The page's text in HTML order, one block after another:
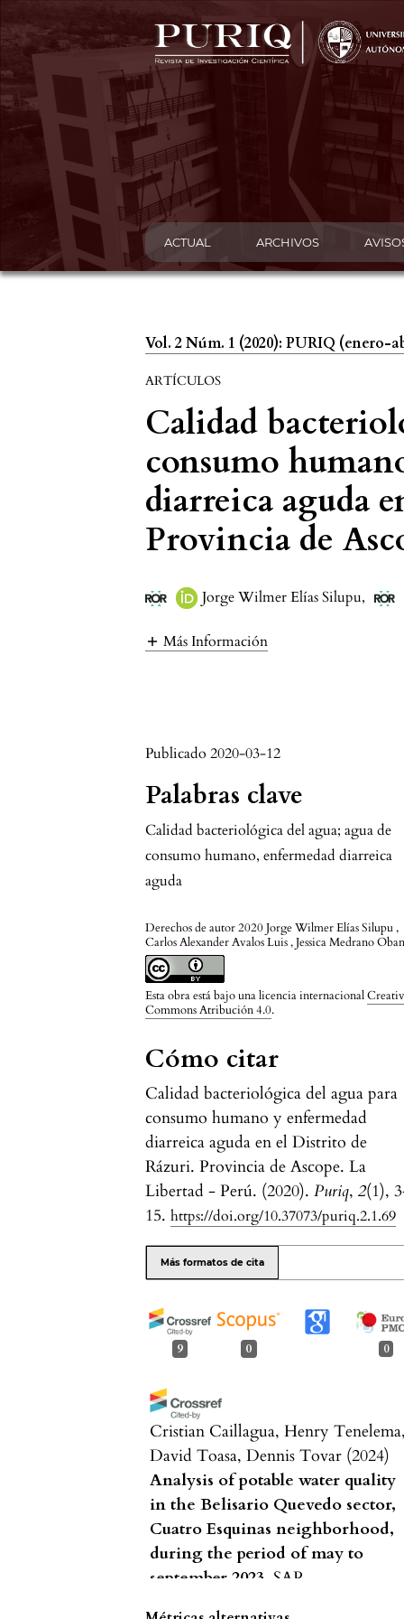
ACTUAL ARCHIVOS
Vol. 2 Núm. 1 (2020): PURIQ (enero-
ARTÍCULOS
Calidad
consumo
diarreica aguda
Provincia de
Jorge Wilmer Elías Silupu,
Más Información
Publicado 2020-03-12
Palabras clave
Calidad bacteriológica del agua; agua de
consumo humano, enfermedad diarreica
aguda
Derechos de autor 2020 Jorge Wilmer Elías Silupu ,
Carlos Alexander Avalos Luis , Jessica Medrano
Esta obra está bajo una licencia internacional
Commons Atribución 4.0.
Cómo citar
Calidad bacteriológica del agua para
consumo humano y enfermedad
diarreica aguda en el Distrito de
Rázuri. Provincia de Ascope. La
Libertad - Perú. (2020).Puriq,2(1),
15.https://doi.org/10.37073/puriq.2.1.69
Más formatos de cita
9 0 0
Cristian Caillagua, Henry Tenelema,
David Toasa, Dennis Tovar (2024)
Analysis of potable water quality
in the Belisario Quevedo sector,
Cuatro Esquinas neighborhood,
during the period of may to
september 2023. SAP